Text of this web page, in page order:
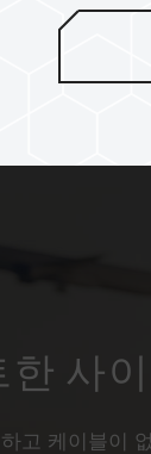
사
고 케이블이